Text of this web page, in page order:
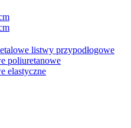
listwy przypodłogowe
poliuretanowe
elastyczne